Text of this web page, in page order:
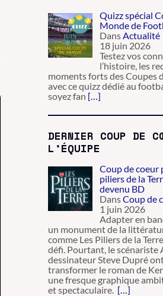
Quizz spécial
Monde de
DansActualité
18 juin 2026
Testez vos
l’histoire, les
moments forts des Coupes
avec ce quizz dédié au
soyez fan […]
DERNIER COUP DE
L’ÉQUIPE
Coup de coeur
piliers de la
devenu BD
DansCoup de
1 juin 2026
Adapter en
un monument de la
comme Les Piliers de la
défi. Pourtant, le scénariste
dessinateur Steve Dupré
transformer le roman de
une fresque graphique
et spectaculaire. […]